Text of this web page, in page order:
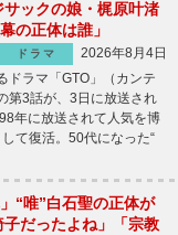
ックの娘・梶原叶渚
の正体は誰」
ドラマ
2026年8月4日
ラマ「GTO」（カンテ
第3話が、3日に放送され
年に放送されて人気を博
て復活。50代になった“
“唯”白石聖の正体が
だったよね」「宗教